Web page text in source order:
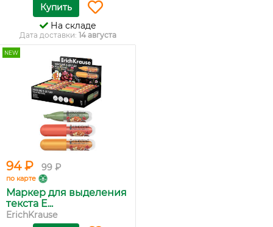
Купить
На складе
Дата доставки: 14 августа
NEW
94 ₽ 99 ₽
по карте
Маркер для выделения
текста E...
ErichKrause